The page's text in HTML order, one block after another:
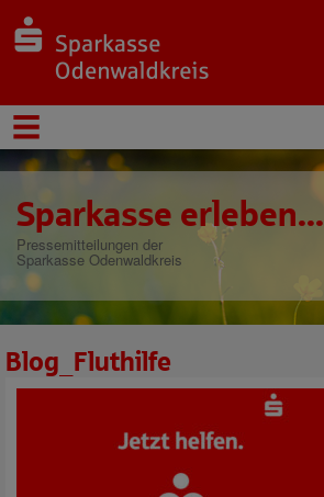
Sparkasse erleben...
Pressemitteilungen der
Sparkasse Odenwaldkreis
Blog_Fluthilfe